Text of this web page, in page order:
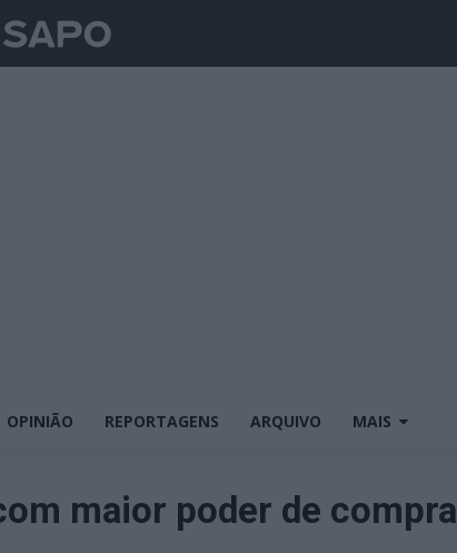
OPINIÃO REPORTAGENS ARQUIVO MAIS
maior poder de compra